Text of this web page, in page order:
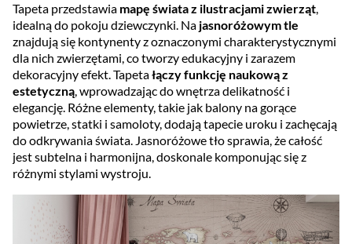
Tapeta przedstawia mapę świata z ilustracjami zwierząt,
idealną do pokoju dziewczynki. Na jasnoróżowym tle
znajdują się kontynenty z oznaczonymi charakterystycznymi
dla nich zwierzętami, co tworzy edukacyjny i zarazem
dekoracyjny efekt. Tapetałączy funkcję naukową z
estetyczną, wprowadzając do wnętrza delikatność i
elegancję. Różne elementy, takie jak balony na gorące
powietrze, statki i samoloty, dodają tapecie uroku i zachęcają
do odkrywania świata. Jasnoróżowe tło sprawia, że całość
jest subtelna i harmonijna, doskonale komponując się z
różnymi stylami wystroju.